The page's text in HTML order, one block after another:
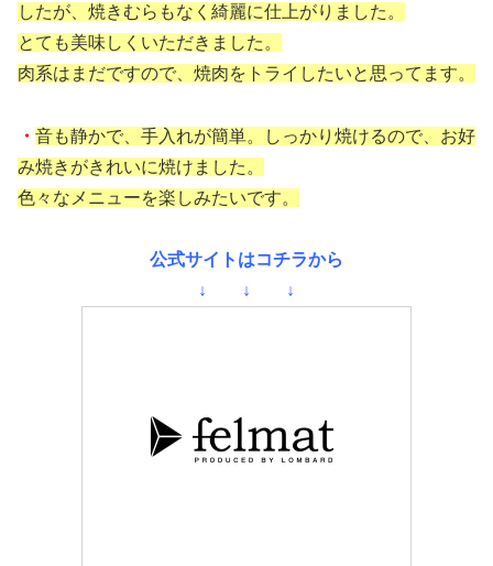
したが、焼きむらもなく綺麗に仕上がりました。
とても美味しくいただきました。
肉系はまだですので、焼肉をトライしたいと思ってます。
・ 音も静かで、手入れが簡単。しっかり焼けるので、お好
み焼きがきれいに焼けました。
色々なメニューを楽しみたいです。
公式サイトはコチラから
↓ ↓ ↓